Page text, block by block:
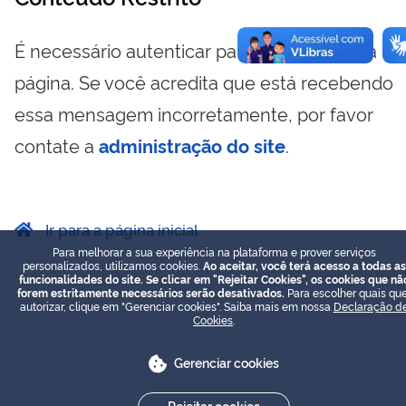
É necessário autenticar para visualizar essa
página. Se você acredita que está recebendo
essa mensagem incorretamente, por favor
contate a administração do site.
Ir para a página inicial
Para melhorar a sua experiência na plataforma e prover serviços
personalizados, utilizamos cookies. Ao aceitar, você terá acesso a todas as
funcionalidades do site. Se clicar em "Rejeitar Cookies", os cookies que
forem estritamente necessários serão desativados. Para escolher quais
autorizar, clique em "Gerenciar cookies". Saiba mais em nossa Declaração
Cookies
Gerenciar cookies